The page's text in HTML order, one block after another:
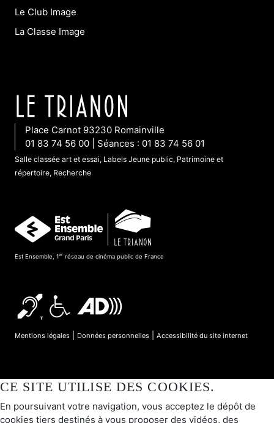
Le Club Image
La Classe Image
Place Carnot 93230 Romainville
01 83 74 56 00 | Séances : 01 83 74 56 01
Salle classée art et essai, Labels Jeune public, Patrimoine et
répertoire, Recherche
Est Ensemble, 1er réseau de cinéma public de France
Mentions légales Données personnelles Accessibilité du site internet
CE SITE UTILISE DES COOKIES.
En poursuivant votre navigation, vous acceptez le dépôt de
cookies tiers destinés à vous proposer des vidéos, des